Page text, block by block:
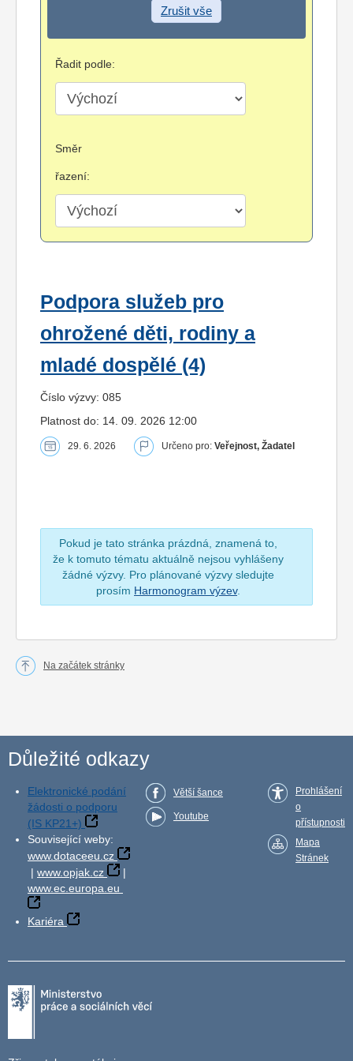
Zrušit vše
Řadit podle:
Směr
řazení:
Podpora služeb pro
ohrožené děti, rodiny a
mladé dospělé (4)
Číslo výzvy: 085
Platnost do: 14. 09. 2026 12:00
29. 6. 2026 Určeno pro: Veřejnost, Žadatel
Pokud je tato stránka prázdná, znamená to,
že k tomuto tématu aktuálně nejsou vyhlášeny
žádné výzvy. Pro plánované výzvy sledujte
prosím Harmonogram výzev.
Na začátek stránky
Důležité odkazy
Elektronické podání
žádosti o podporu
(IS KP21+)
Související weby:
www.dotaceeu.cz
| www.opjak.cz
|
www.ec.europa.eu
Kariéra
Větší šance
Youtube
Prohlášení
o
přístupnosti
Mapa
Stránek